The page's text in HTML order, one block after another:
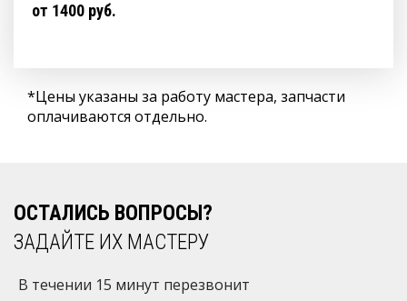
от 1400 руб.
*Цены указаны за работу мастера, запчасти
оплачиваются отдельно.
ОСТАЛИСЬ ВОПРОСЫ?
ЗАДАЙТЕ ИХ МАСТЕРУ
В течении 15 минут перезвонит